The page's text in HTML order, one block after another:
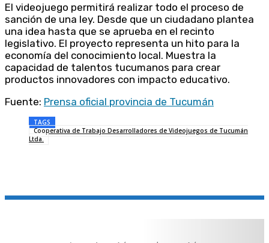
El videojuego permitirá realizar todo el proceso de
sanción de una ley. Desde que un ciudadano plantea
una idea hasta que se aprueba en el recinto
legislativo. El proyecto representa un hito para la
economía del conocimiento local. Muestra la
capacidad de talentos tucumanos para crear
productos innovadores con impacto educativo.
Fuente: Prensa oficial provincia de Tucumán
TAGS
Cooperativa de Trabajo Desarrolladores de Videojuegos de Tucumán
Ltda.